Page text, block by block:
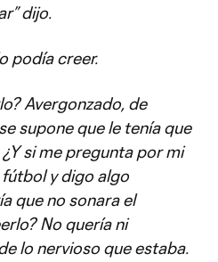
dijo.
podía creer.
Avergonzado, de
supone que le tenía que
si me pregunta por mi
y digo algo
que no sonara el
No quería ni
lo nervioso que estaba.